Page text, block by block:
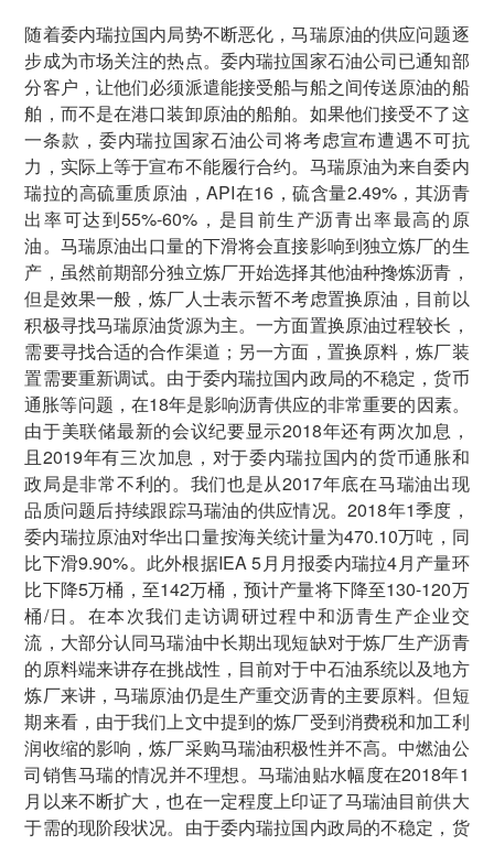
随着委内瑞拉国内局势不断恶化，马瑞原油的供应问题逐
步成为市场关注的热点。委内瑞拉国家石油公司已通知部
分客户，让他们必须派遣能接受船与船之间传送原油的船
舶，而不是在港口装卸原油的船舶。如果他们接受不了这
一条款，委内瑞拉国家石油公司将考虑宣布遭遇不可抗
力，实际上等于宣布不能履行合约。马瑞原油为来自委内
瑞拉的高硫重质原油，API在16，硫含量2.49%，其沥青
出率可达到55%-60%，是目前生产沥青出率最高的原
油。马瑞原油出口量的下滑将会直接影响到独立炼厂的生
产，虽然前期部分独立炼厂开始选择其他油种搀炼沥青，
但是效果一般，炼厂人士表示暂不考虑置换原油，目前以
积极寻找马瑞原油货源为主。一方面置换原油过程较长，
需要寻找合适的合作渠道；另一方面，置换原料，炼厂装
置需要重新调试。由于委内瑞拉国内政局的不稳定，货币
通胀等问题，在18年是影响沥青供应的非常重要的因素。
由于美联储最新的会议纪要显示2018年还有两次加息，
且2019年有三次加息，对于委内瑞拉国内的货币通胀和
政局是非常不利的。我们也是从2017年底在马瑞油出现
品质问题后持续跟踪马瑞油的供应情况。2018年1季度，
委内瑞拉原油对华出口量按海关统计量为470.10万吨，同
比下滑9.90%。此外根据IEA 5月月报委内瑞拉4月产量环
比下降5万桶，至142万桶，预计产量将下降至130-120万
桶/日。在本次我们走访调研过程中和沥青生产企业交
流，大部分认同马瑞油中长期出现短缺对于炼厂生产沥青
的原料端来讲存在挑战性，目前对于中石油系统以及地方
炼厂来讲，马瑞原油仍是生产重交沥青的主要原料。但短
期来看，由于我们上文中提到的炼厂受到消费税和加工利
润收缩的影响，炼厂采购马瑞油积极性并不高。中燃油公
司销售马瑞的情况并不理想。马瑞油贴水幅度在2018年1
月以来不断扩大，也在一定程度上印证了马瑞油目前供大
于需的现阶段状况。由于委内瑞拉国内政局的不稳定，货